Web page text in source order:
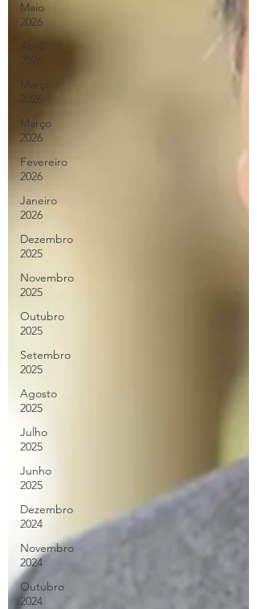
Maio
2026
Abril
2026
Março
2026
Março
2026
Fevereiro
2026
Janeiro
2026
Dezembro
2025
Novembro
2025
Outubro
2025
Setembro
2025
Agosto
2025
Julho
2025
Junho
2025
Dezembro
2024
Novembro
2024
Outubro
2024